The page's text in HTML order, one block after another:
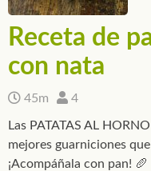
Receta de
con nata
45m 4
Las PATATAS AL
mejores guarniciones
¡Acompáñala con pan! 🥖